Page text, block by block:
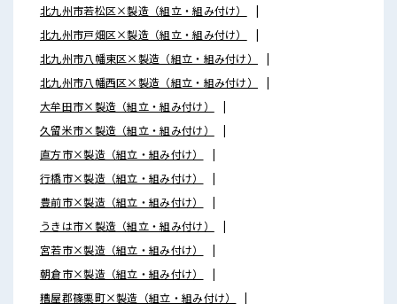
北九州市若松区×製造（組立・組み付け）
北九州市戸畑区×製造（組立・組み付け）
北九州市八幡東区×製造（組立・組み付け）
北九州市八幡西区×製造（組立・組み付け）
大牟田市×製造（組立・組み付け）
久留米市×製造（組立・組み付け）
直方市×製造（組立・組み付け）
行橋市×製造（組立・組み付け）
豊前市×製造（組立・組み付け）
うきは市×製造（組立・組み付け）
宮若市×製造（組立・組み付け）
朝倉市×製造（組立・組み付け）
糟屋郡篠栗町×製造（組立・組み付け）